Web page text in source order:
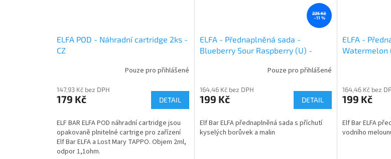
ELFA POD - Náhradní cartridge 2ks -
CZ
Pouze pro přihlášené
147,93 Kč bez DPH
179 Kč DETAIL
ELF BAR ELFA POD náhradní cartridge jsou
opakovaně plnitelné cartrige pro zařízení
Elf Bar ELFA a Lost Mary TAPPO. Objem 2ml,
odpor 1,1ohm.
225 Kč
–11 %
ELFA - Přednaplněná sada -
Blueberry Sour Raspberry (U) -
Pouze pro přihlášené
164,46 Kč bez DPH
199 Kč DETAIL
Elf Bar ELFA přednaplněná sada s příchutí
kyselých borůvek a malin
ELFA -
Watermelon
164,46 Kč bez
199 Kč
Elf Bar ELFA
vodního